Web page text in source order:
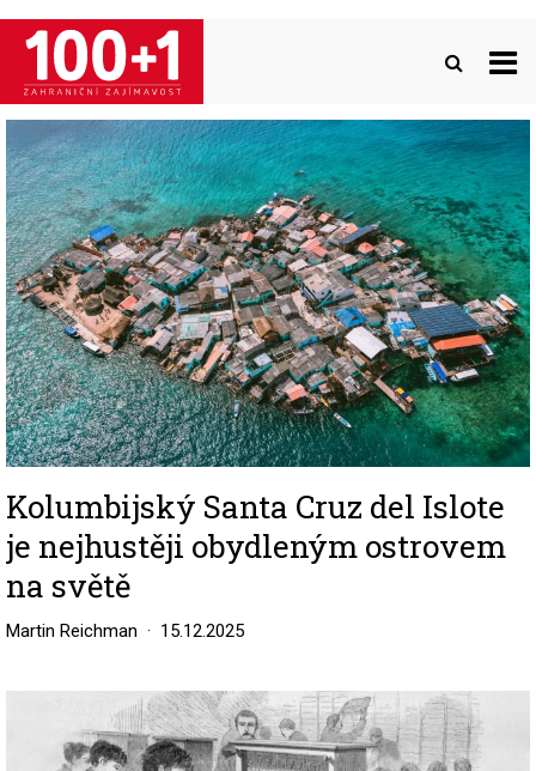
Přejít
hlavnímu
obsahu
Image
Kolumbijský Santa Cruz del Islote
je nejhustěji obydleným ostrovem
na světě
Martin Reichman 15.12.2025